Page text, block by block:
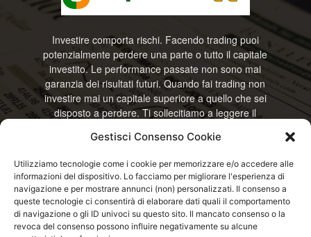
Gestisci Consenso Cookie
Utilizziamo tecnologie come i cookie per memorizzare e/o accedere alle
informazioni del dispositivo. Lo facciamo per migliorare l'esperienza di
navigazione e per mostrare annunci (non) personalizzati. Il consenso a
queste tecnologie ci consentirà di elaborare dati quali il comportamento
di navigazione o gli ID univoci su questo sito. Il mancato consenso o la
revoca del consenso possono influire negativamente su alcune
Investire comporta rischi. Facendo trading puoi
potenzialmente perdere una parte o tutto il capitale
investito. Le performance passate non sono mai
garanzia dei risultati futuri. Quando fai trading non
investire mai un capitale superiore a quello che sei
disposto a perdere. Ti sollecitiamo a leggere il
RisparmiOggi non offre alcun genere di consulenza
informazioni riportate. Continuando ad accedere o
a usare questo sito o ogni servizio disponibile
questo sito, dichiari di accettare termini e condizioni
previste. © RisparmiOggi